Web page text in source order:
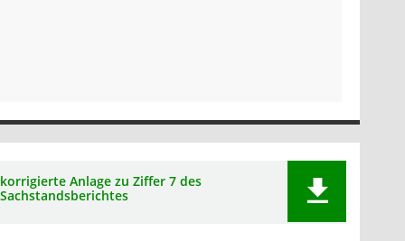
korrigierte Anlage zu Ziffer 7 des
Sachstandsberichtes